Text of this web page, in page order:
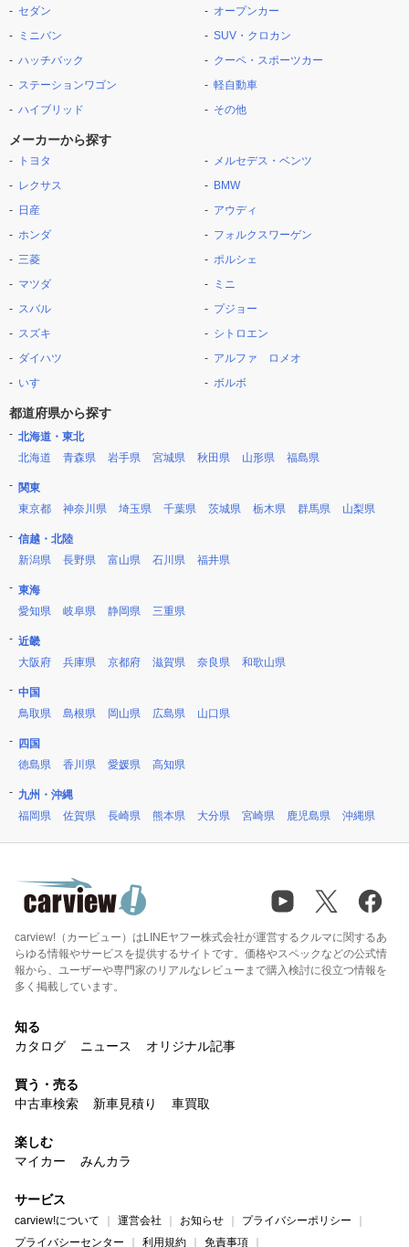
セダン
ミニバン
ハッチバック
ステーションワゴン
ハイブリッド
オープンカー
SUV・クロカン
クーペ・スポーツカー
軽自動車
その他
メーカーから探す
トヨタ
レクサス
日産
ホンダ
三菱
マツダ
スバル
スズキ
ダイハツ
いすゞ
メルセデス・ベンツ
BMW
アウディ
フォルクスワーゲン
ポルシェ
ミニ
プジョー
シトロエン
アルファ ロメオ
ボルボ
都道府県から探す
北海道・東北
北海道
青森県 岩手県 宮城県 秋田県 山形県 福島県
関東
東京都
神奈川県 埼玉県 千葉県 茨城県 栃木県 群馬県 山梨県
信越・北陸
新潟県
長野県 富山県 石川県 福井県
東海
愛知県
岐阜県 静岡県 三重県
近畿
大阪府
兵庫県 京都府 滋賀県 奈良県 和歌山県
中国
鳥取県
島根県 岡山県 広島県 山口県
四国
徳島県
香川県 愛媛県 高知県
九州・沖縄
福岡県
佐賀県 長崎県 熊本県 大分県 宮崎県 鹿児島県 沖縄県
carview!（カービュー）はLINEヤフー株式会社が運営するクルマに関するあ
らゆる情報やサービスを提供するサイトです。価格やスペックなどの公式情
報から、ユーザーや専門家のリアルなレビューまで購入検討に役立つ情報を
多く掲載しています。
知る
カタログ
ニュース オリジナル記事
買う・売る
中古車検索
新車見積り 車買取
楽しむ
マイカー
みんカラ
サービス
carview!について 運営会社 お知らせ
プライバシーポリシー
プライバシーセンター
利用規約 免責事項